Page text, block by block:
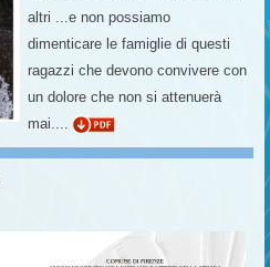
altri ...e non possiamo
dimenticare le famiglie di questi
ragazzi che devono convivere con
un dolore che non si attenuerà
mai....